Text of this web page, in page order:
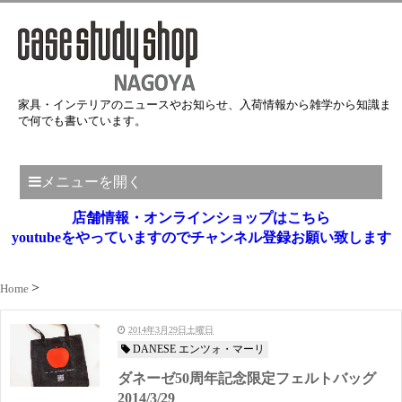
家具・インテリアのニュースやお知らせ、入荷情報から雑学から知識ま
で何でも書いています。
メニューを開く
店舗情報・オンラインショップはこちら
youtubeをやっていますのでチャンネル登録お願い致します
Home
2014年3月29日土曜日
DANESE エンツォ・マーリ
ダネーゼ50周年記念限定フェルトバッグ
2014/3/29